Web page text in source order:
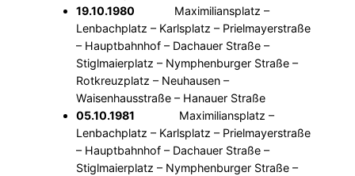
19.10.1980
Maximiliansplatz –
Lenbachplatz – Karlsplatz – Prielmayerstraße
– Hauptbahnhof – Dachauer Straße –
Stiglmaierplatz – Nymphenburger Straße –
Rotkreuzplatz – Neuhausen –
Waisenhausstraße – Hanauer Straße
05.10.1981 Maximiliansplatz –
Lenbachplatz – Karlsplatz – Prielmayerstraße
– Hauptbahnhof – Dachauer Straße –
Stiglmaierplatz – Nymphenburger Straße –